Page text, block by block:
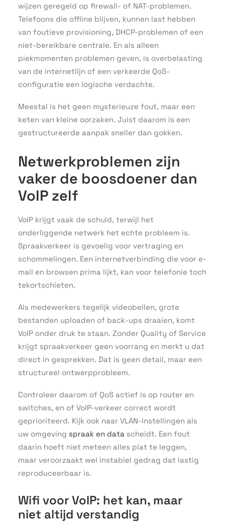
wijzen geregeld op firewall- of NAT-problemen.
Telefoons die offline blijven, kunnen last hebben
van foutieve provisioning, DHCP-problemen of een
niet-bereikbare centrale. En als alleen
piekmomenten problemen geven, is overbelasting
van de internetlijn of een verkeerde QoS-
configuratie een logische verdachte.
Meestal is het geen mysterieuze fout, maar een
keten van kleine oorzaken. Juist daarom is een
gestructureerde aanpak sneller dan gokken.
Netwerkproblemen zijn
vaker de boosdoener dan
VoIP zelf
VoIP krijgt vaak de schuld, terwijl het
onderliggende netwerk het echte probleem is.
Spraakverkeer is gevoelig voor vertraging en
schommelingen. Een internetverbinding die voor e-
mail en browsen prima lijkt, kan voor telefonie toch
tekortschieten.
Als medewerkers tegelijk videobellen, grote
bestanden uploaden of back-ups draaien, komt
VoIP onder druk te staan. Zonder Quality of Service
krijgt spraakverkeer geen voorrang en merkt u dat
direct in gesprekken. Dat is geen detail, maar een
structureel ontwerpprobleem.
Controleer daarom of QoS actief is op router en
switches, en of VoIP-verkeer correct wordt
geprioriteerd. Kijk ook naar VLAN-instellingen als
uw omgeving spraak en data scheidt. Een fout
daarin hoeft niet meteen alles plat te leggen,
maar veroorzaakt wel instabiel gedrag dat lastig
reproduceerbaar is.
Wifi voor VoIP: het kan, maar
niet altijd verstandig